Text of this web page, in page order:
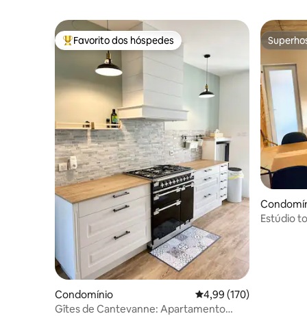
Favoritos dos hóspedes mais apreciados
Favorito dos hóspedes
Condomínio Classificação média de
4,99 (170)
Gîtes de Cantevanne: Apartamento
Estúdio